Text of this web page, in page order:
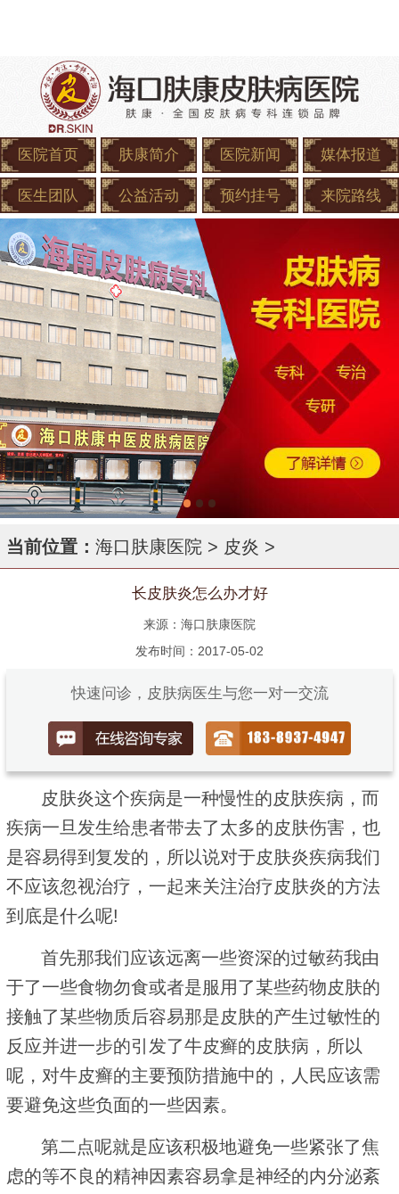
医院首页 肤康简介 医院新闻 媒体报道
医生团队 公益活动 预约挂号 来院路线
当前位置： 海口肤康医院 > 皮炎 >
长皮肤炎怎么办才好
来源：海口肤康医院
发布时间：2017-05-02
快速问诊，皮肤病医生与您一对一交流
皮肤炎这个疾病是一种慢性的皮肤疾病，而
疾病一旦发生给患者带去了太多的皮肤伤害，也
是容易得到复发的，所以说对于皮肤炎疾病我们
不应该忽视治疗，一起来关注治疗皮肤炎的方法
到底是什么呢!
首先那我们应该远离一些资深的过敏药我由
于了一些食物勿食或者是服用了某些药物皮肤的
接触了某些物质后容易那是皮肤的产生过敏性的
反应并进一步的引发了牛皮癣的皮肤病，所以
呢，对牛皮癣的主要预防措施中的，人民应该需
要避免这些负面的一些因素。
第二点呢就是应该积极地避免一些紧张了焦
虑的等不良的精神因素容易拿是神经的内分泌紊